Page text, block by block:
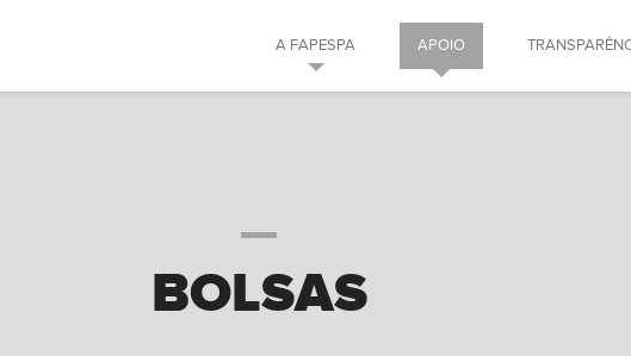
A FAPESPA APOIO
BOLSAS